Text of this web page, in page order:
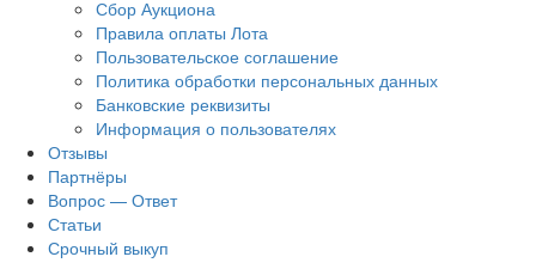
Сбор Аукциона
Правила оплаты Лота
Пользовательское соглашение
Политика обработки персональных данных
Банковские реквизиты
Информация о пользователях
Отзывы
Партнёры
Вопрос — Ответ
Статьи
Срочный выкуп